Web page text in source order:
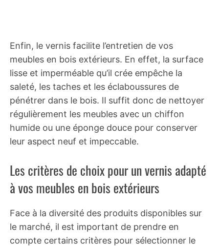
Enfin, le vernis facilite l’entretien de vos
meubles en bois extérieurs. En effet, la surface
lisse et imperméable qu’il crée empêche la
saleté, les taches et les éclaboussures de
pénétrer dans le bois. Il suffit donc de nettoyer
régulièrement les meubles avec un chiffon
humide ou une éponge douce pour conserver
leur aspect neuf et impeccable.
Les critères de choix pour un vernis adapté
à vos meubles en bois extérieurs
Face à la diversité des produits disponibles sur
le marché, il est important de prendre en
compte certains critères pour sélectionner le